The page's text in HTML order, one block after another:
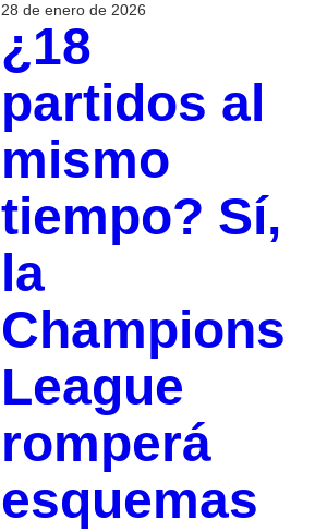
28 de enero de 2026
¿18
partidos al
mismo
tiempo? Sí,
la
Champions
League
romperá
esquemas